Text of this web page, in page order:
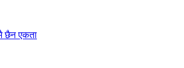
छैन एकता